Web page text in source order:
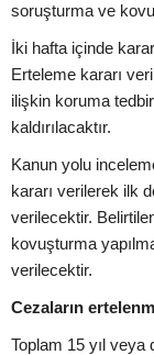
soruşturma ve
İki hafta içinde
Erteleme kararı
ilişkin koruma
kaldırılacaktır.
Kanun yolu
kararı verilerek ilk
verilecektir.
kovuşturma
verilecektir.
Cezaların
Toplam 15 yıl veya